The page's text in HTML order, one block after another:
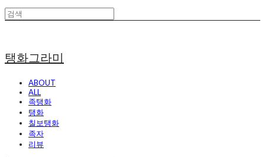
탱화그라미
ABOUT
ALL
족탱화
탱화
칠보탱화
족자
리뷰